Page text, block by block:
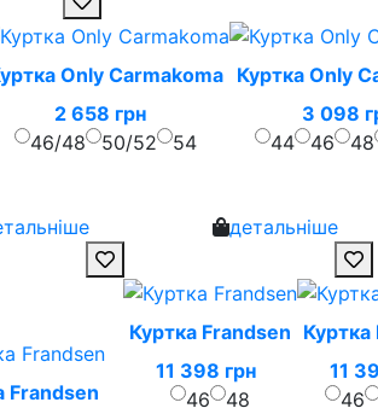
Only Carmakoma
2 658 грн
46/48
50/52 54
Куртка Only
3 098
44
46 48
детальніше
Frandsen
Куртка Frandsen
11 398 грн
46
48
Куртка
11
46